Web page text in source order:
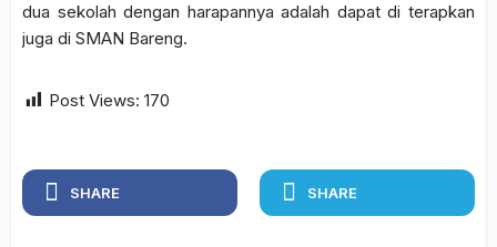
dua sekolah dengan harapannya adalah dapat di terapkan
juga di SMAN Bareng.
Post Views: 170
SHARE SHARE